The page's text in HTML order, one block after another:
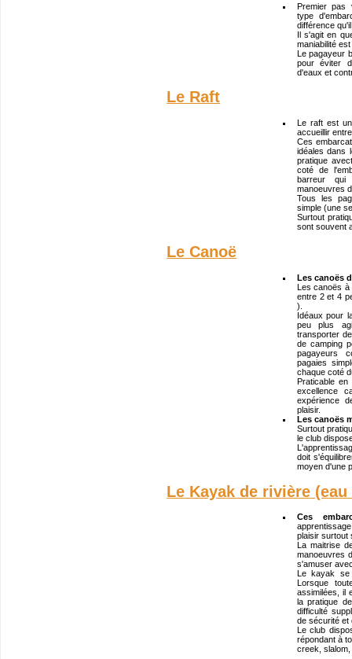
Premier pas
type
différence
Il s'agit en
maniabilité
Le pagayeur
pour éviter
d'eaux et
Le Raft
Le raft est
accueillir
Ces
idéales dans
pratique
coté de
barreur
manoeuvres
Tous les
simple (une
Surtout
sont souvent
Le Canoë
Les canoës
Les canoës à
entre 2 et 4
).
Idéaux pour
peu plus
transporter
de camping
pagayeurs
pagaies
chaque coté
Praticable en
excellence
expérience
plaisir.
Les canoës
Surtout
le club
doit
moyen d'une
Le Kayak de rivière
Ces
plaisir surtout
La maitrise
manoeuvres
s'amuser
Le kayak
Lorsque
assimilées, il
la pratique
difficulté
de sécurité et
Le club
répondant à
creek,